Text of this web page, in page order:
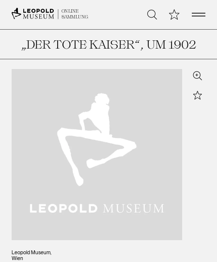
ONLINE
SAMMLUNG
Suche Meine Open
„DER TOTE KAISER“, UM 1902
Leopold Museum,
Wien
Zoom
Star